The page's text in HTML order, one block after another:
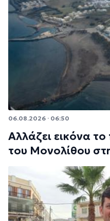
06.08.2026 · 06:50
Αλλάζει εικόνα
του Μονολίθου